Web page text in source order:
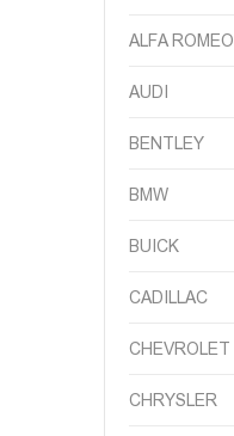
ALFA ROMEO
AUDI
BENTLEY
BMW
BUICK
CADILLAC
CHEVROLET
CHRYSLER